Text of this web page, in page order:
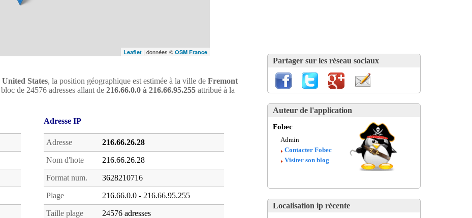
Leaflet | données © OSM France
United States, la position géographique est estimée à la ville de Fremont
de 24576 adresses allant de 216.66.0.0 à 216.66.95.255 attribué à la
Adresse IP
Adresse 216.66.26.28
Nom d'hote 216.66.26.28
Format num. 3628210716
Plage 216.66.0.0 - 216.66.95.255
Taille plage 24576 adresses
Partager sur les réseau sociaux
Auteur de l'application
Fobec
Admin
Contacter Fobec
Visiter son blog
Localisation ip récente